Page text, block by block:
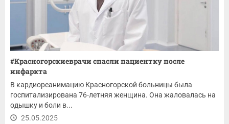
#Красногорскиеврачи спасли пациентку после
инфаркта
В кардиореанимацию Красногорской больницы была
госпитализирована 76-летняя женщина. Она жаловалась на
одышку и боли в...
25.05.2025